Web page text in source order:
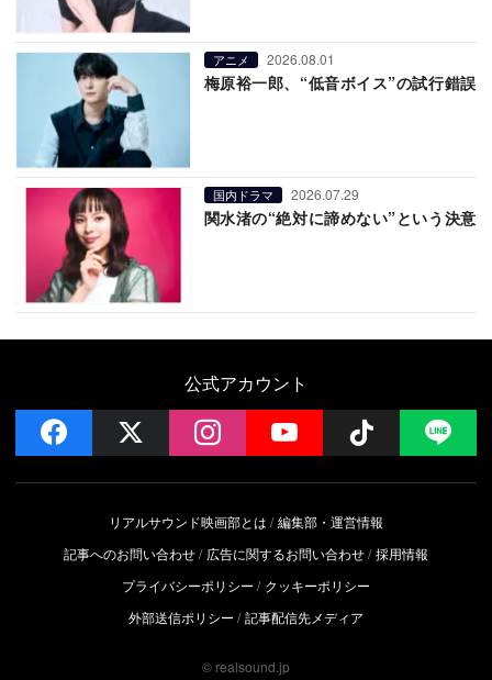
アニメ 2026.08.01
梅原裕一郎、“低音ボイス”の試行錯誤
国内ドラマ 2026.07.29
関水渚の“絶対に諦めない”という決意
公式アカウント
facebook instagramYouTube Follow
リアルサウンド映画部とは
編集部・運営情報
記事へのお問い合わせ
広告に関するお問い合わせ 採用情報
プライバシーポリシー
クッキーポリシー
外部送信ポリシー
記事配信先メディア
© realsound.jp